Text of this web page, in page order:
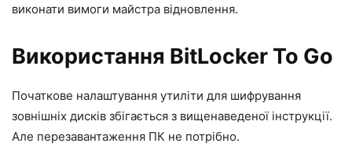
виконати вимоги майстра відновлення.
Використання BitLocker To Go
Початкове налаштування утиліти для шифрування
зовнішніх дисків збігається з вищенаведеної інструкції.
Але перезавантаження ПК не потрібно.